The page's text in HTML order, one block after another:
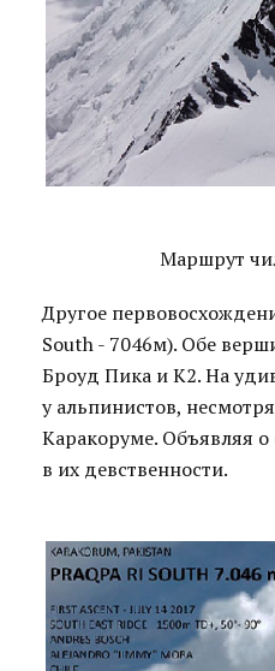
Маршрут
Другое
South - 7046м). Обе
Броуд Пика и К2. На
у альпинистов,
Каракоруме. Объявляя
в их девственности.